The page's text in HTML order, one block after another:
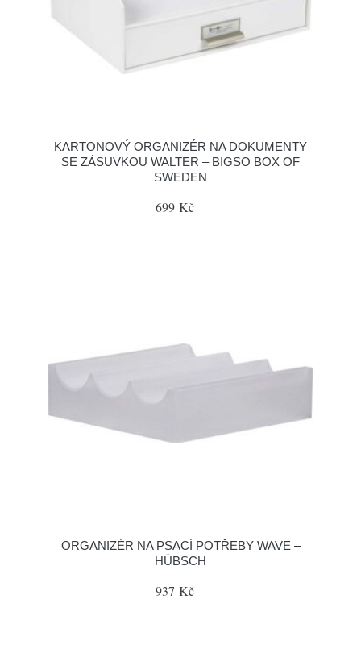
KARTONOVÝ ORGANIZÉR NA DOKUMENTY
SE ZÁSUVKOU WALTER – BIGSO BOX OF
SWEDEN
699 Kč
ORGANIZÉR NA PSACÍ POTŘEBY WAVE –
HÜBSCH
937 Kč